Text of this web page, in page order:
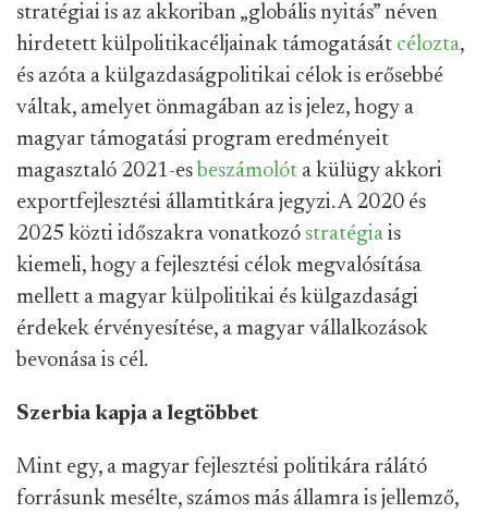
stratégiai is az akkoriban „globális nyitás” néven
hirdetett külpolitikacéljainak támogatását célozta,
és azóta a külgazdaságpolitikai célok is erősebbé
váltak, amelyet önmagában az is jelez, hogy a
magyar támogatási program eredményeit
magasztaló 2021-es beszámolót a külügy akkori
exportfejlesztési államtitkára jegyzi. A 2020 és
2025 közti időszakra vonatkozó stratégia is
kiemeli, hogy a fejlesztési célok megvalósítása
mellett a magyar külpolitikai és külgazdasági
érdekek érvényesítése, a magyar vállalkozások
bevonása is cél.
Szerbia kapja a legtöbbet
Mint egy, a magyar fejlesztési politikára rálátó
forrásunk mesélte, számos más államra is jellemző,